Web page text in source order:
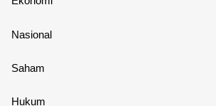
Nasional
Saham
Hukum